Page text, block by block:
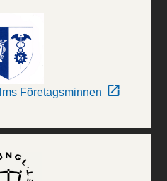
Företagsminnen